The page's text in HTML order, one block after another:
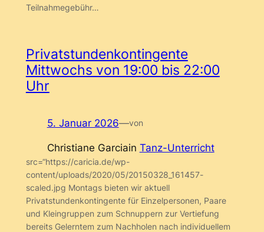
Teilnahmegebühr…
Privatstundenkontingente
Mittwochs von 19:00 bis 22:00
Uhr
5. Januar 2026—von
Christiane Garciain Tanz-Unterricht
src=“https://caricia.de/wp-
content/uploads/2020/05/20150328_161457-
scaled.jpg Montags bieten wir aktuell
Privatstundenkontingente für Einzelpersonen, Paare
und Kleingruppen zum Schnuppern zur Vertiefung
bereits Gelerntem zum Nachholen nach individuellem